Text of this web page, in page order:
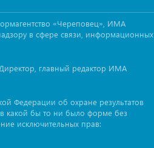
«Череповец», ИМА
в сфере связи, информационных
главный редактор ИМА
Федерации об охране результатов
какой бы то ни было форме без
исключительных прав: